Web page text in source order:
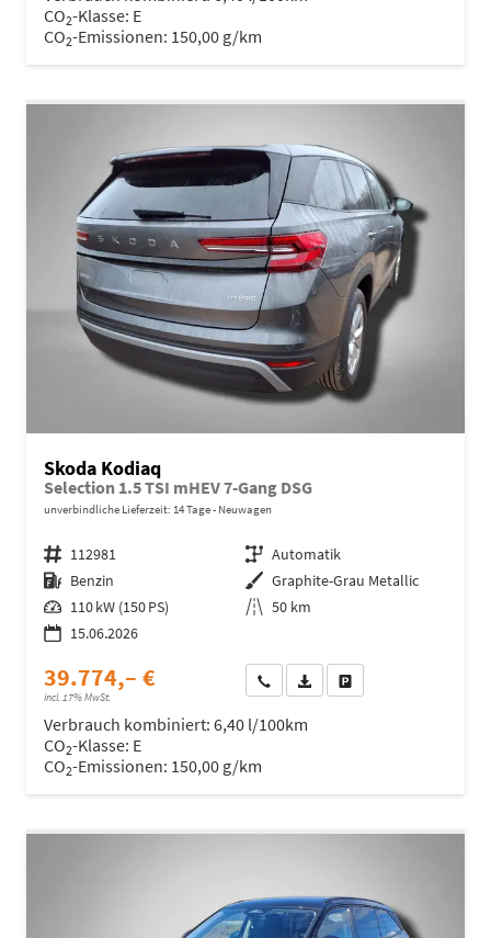
CO2-Klasse: E
CO2-Emissionen: 150,00 g/km
Skoda Kodiaq
Selection 1.5 TSI mHEV 7-Gang DSG
unverbindliche Lieferzeit: 14 Tage Neuwagen
Fahrzeugnr. 112981 Getriebe Automatik
Kraftstoff Benzin Außenfarbe Graphite-Grau Metallic
Leistung 110 kW (150 PS) Kilometerstand 50 km
15.06.2026
39.774,– €
incl. 17% MwSt.
Wir rufen Sie anFahrzeugexposé (PDF)
Verbrauch kombiniert: 6,40 l/100km
CO2-Klasse: E
CO2-Emissionen: 150,00 g/km